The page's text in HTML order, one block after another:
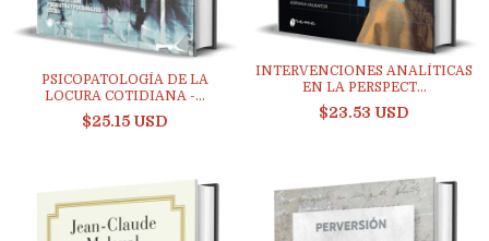
PSICOPATOLOGÍA DE LA
LOCURA COTIDIANA -...
$25.15 USD
INTERVENCIONES ANALÍTICAS
EN LA PERSPECT...
$23.53 USD